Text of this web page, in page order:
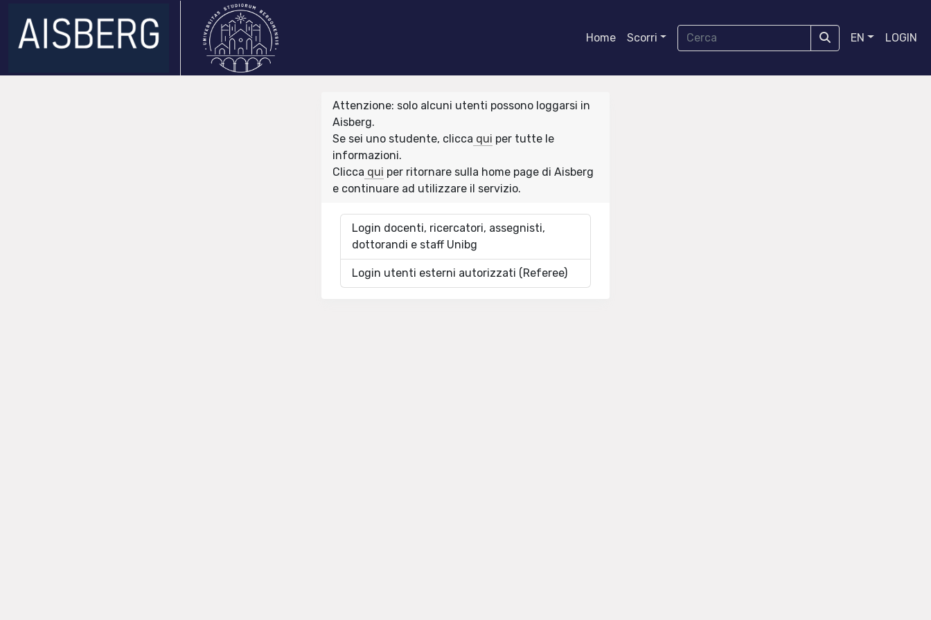
Home Scorri EN LOGIN
Attenzione: solo alcuni utenti possono loggarsi in
Aisberg.
Se sei uno studente, clicca qui per tutte le
informazioni.
Clicca qui per ritornare sulla home page di Aisberg
e continuare ad utilizzare il servizio.
Login docenti, ricercatori, assegnisti,
dottorandi e staff Unibg
Login utenti esterni autorizzati (Referee)